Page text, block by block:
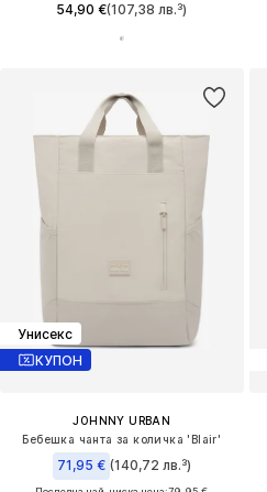
54,90 €(107,38 лв.³)
Унисекс
КУПОН
JOHNNY URBAN
Бебешка чанта за количка 'Blair'
71,95 € (140,72 лв.³)